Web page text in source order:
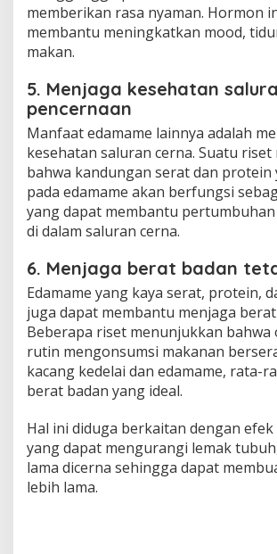
memberikan rasa nyaman. Hormon
membantu meningkatkan mood,
makan.
5. Menjaga kesehatan
pencernaan
Manfaat edamame lainnya adalah
kesehatan saluran cerna. Suatu
bahwa kandungan serat dan protein
pada edamame akan berfungsi
yang dapat membantu
di dalam saluran cerna.
6. Menjaga berat badan
Edamame yang kaya serat, protein,
juga dapat membantu menjaga
Beberapa riset menunjukkan bahwa
rutin mengonsumsi makanan
kacang kedelai dan edamame, rata-
berat badan yang ideal.
Hal ini diduga berkaitan dengan efek
yang dapat mengurangi lemak
lama dicerna sehingga dapat
lebih lama.